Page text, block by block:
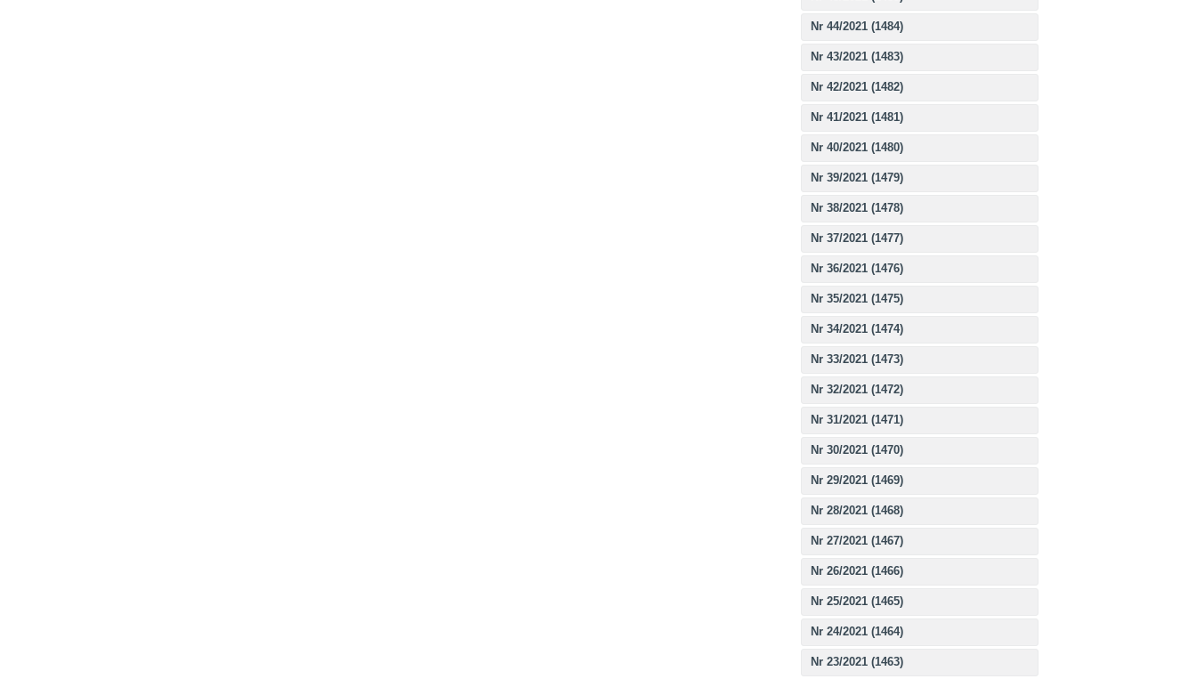
Nr 44/2021 (1484)
Nr 43/2021 (1483)
Nr 42/2021 (1482)
Nr 41/2021 (1481)
Nr 40/2021 (1480)
Nr 39/2021 (1479)
Nr 38/2021 (1478)
Nr 37/2021 (1477)
Nr 36/2021 (1476)
Nr 35/2021 (1475)
Nr 34/2021 (1474)
Nr 33/2021 (1473)
Nr 32/2021 (1472)
Nr 31/2021 (1471)
Nr 30/2021 (1470)
Nr 29/2021 (1469)
Nr 28/2021 (1468)
Nr 27/2021 (1467)
Nr 26/2021 (1466)
Nr 25/2021 (1465)
Nr 24/2021 (1464)
Nr 23/2021 (1463)